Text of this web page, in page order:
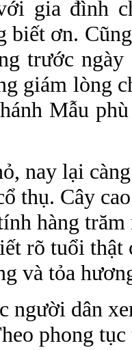
gia đình
biết ơn.
trước
giám lòng
Mẫu
nay lại
thụ. Cây
hàng
rõ tuổi
và tỏa
người dân
phong